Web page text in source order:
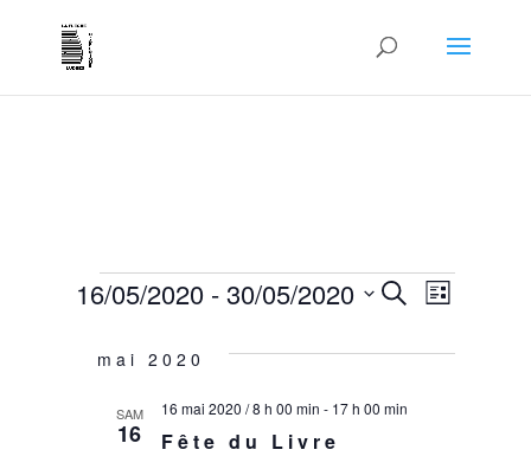
Évènements
et
Recherche
Liste
16/05/2020 - 30/05/2020
mai 2020
SAM
16 Fête du Livre
16 mai 2020 / 8 h 00 min - 17 h 00 min